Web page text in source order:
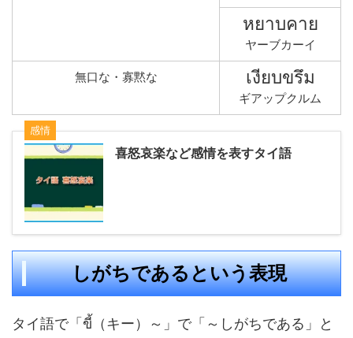
หยาบคาย
ヤーブカーイ
無口な・寡黙な เงียบขรึม
ギアップクルム
感情
喜怒哀楽など感情を表すタイ語
しがちであるという表現
タイ語で「ขี้（キー）～」で「～しがちである」と